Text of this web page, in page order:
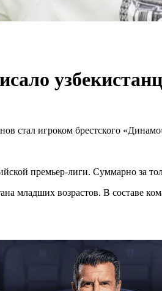
стал игроком брестского
премьер-лиги. Суммарно за
младших возрастов. В составе